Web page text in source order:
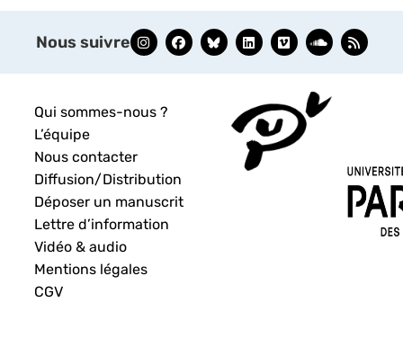
Nous suivre
Qui sommes-nous ?
L’équipe
Nous contacter
Diffusion/Distribution
Déposer un manuscrit
Lettre d’information
Vidéo & audio
Mentions légales
CGV